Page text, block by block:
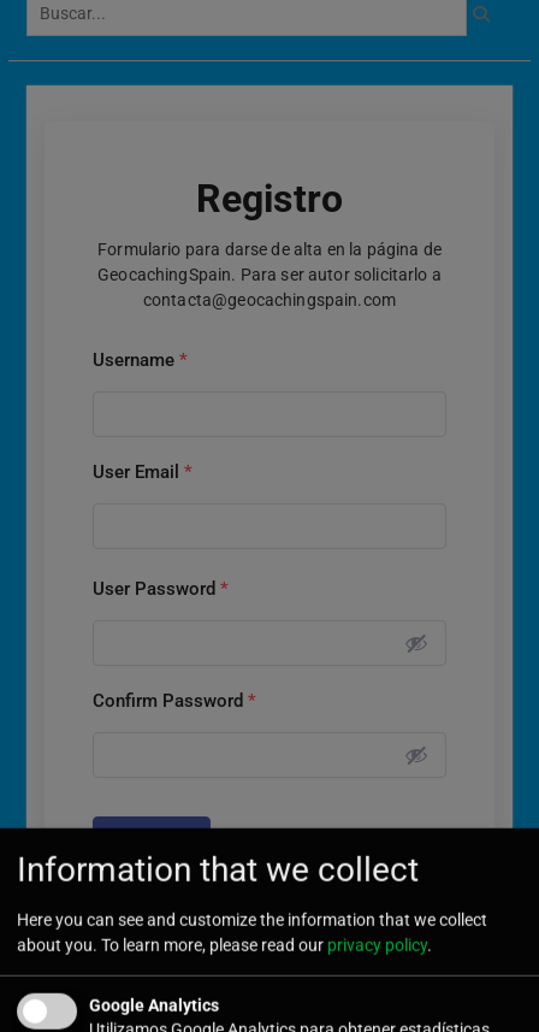
Geocaching 2026
Evento del 1 de mayo de
2026
Registro
Formulario para darse de alta en la página de
GeocachingSpain. Para ser autor solicitarlo a
contacta@geocachingspain.com
Username *
User Email *
User Password *
Confirm Password *
Últimas noticias
Information that we collect
Here you can see and customize the information that we collect
about you. To learn more, please read our privacy policy.
Google Analytics